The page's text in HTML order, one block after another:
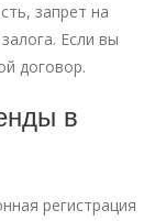
запрет на
Если вы
договор.
в
регистрация